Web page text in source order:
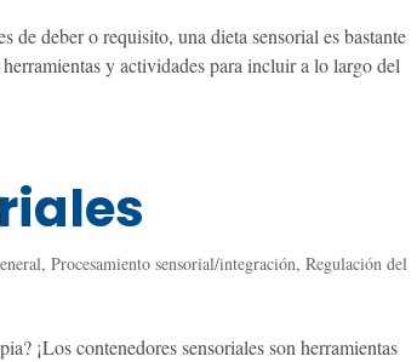
de deber o requisito, una dieta sensorial es bastante
y actividades para incluir a lo largo del
,Procesamiento sensorial/integración,Regulación del
¡Los contenedores sensoriales son herramientas